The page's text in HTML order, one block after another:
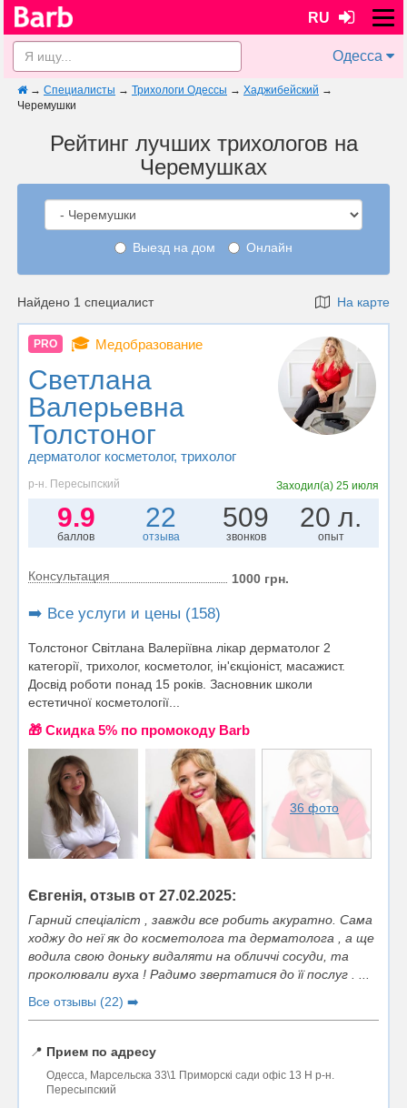
RU
Одесса
→ Специалисты → Трихологи Одессы → Хаджибейский →
Черемушки
Рейтинг лучших трихологов на
Черемушках
Выезд на дом Онлайн
Найдено 1 специалист На карте
PRO 🎓 Медобразование
Светлана
Валерьевна
Толстоног
дерматолог косметолог, трихолог
р-н. Пересыпский Заходил(а) 25 июля
9.9
баллов
22
отзыва
509
звонков
20 л.
опыт
Консультация 1000 грн.
➡️ Все услуги и цены (158)
Толстоног Світлана Валеріївна лікар дерматолог 2
категорії, трихолог, косметолог, ін'єкціоніст, масажист.
Досвід роботи понад 15 років. Засновник школи
естетичної косметології...
🎁 Cкидка 5% по промокоду Barb
36 фото
Євгенія, отзыв от 27.02.2025:
Гарний спеціаліст , завжди все робить акуратно. Сама
ходжу до неї як до косметолога та дерматолога , а ще
водила свою доньку видаляти на обличчі сосуди, та
проколювали вуха ! Радимо звертатися до її послуг . ...
Все отзывы (22) ➡️
📍 Прием по адресу
Одесса, Марсельска 33\1 Приморскі сади офіс 13 Н р-н.
Пересыпский